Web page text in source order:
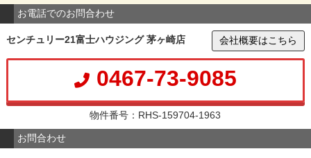
お電話でのお問合わせ
センチュリー21富士ハウジング 茅ヶ崎店 会社概要はこちら
0467-73-9085
物件番号：RHS-159704-1963
お問合わせ